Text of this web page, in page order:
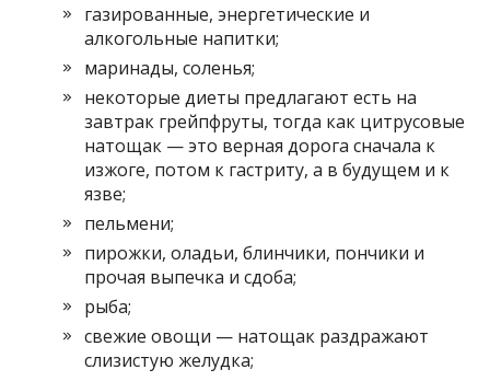
газированные, энергетические и
алкогольные напитки;
маринады, соленья;
некоторые диеты предлагают есть на
завтрак грейпфруты, тогда как цитрусовые
натощак — это верная дорога сначала к
изжоге, потом к гастриту, а в будущем и к
язве;
пельмени;
пирожки, оладьи, блинчики, пончики и
прочая выпечка и сдоба;
рыба;
свежие овощи — натощак раздражают
слизистую желудка;